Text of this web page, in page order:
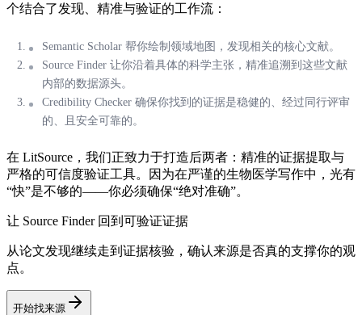
个结合了发现、精准与验证的工作流：
Semantic Scholar 帮你绘制领域地图，发现相关的核心文献。
Source Finder 让你沿着具体的科学主张，精准追溯到这些文献
内部的数据源头。
Credibility Checker 确保你找到的证据是稳健的、经过同行评审
的、且安全可靠的。
在 LitSource，我们正致力于打造后两者：精准的证据提取与
严格的可信度验证工具。因为在严谨的生物医学写作中，光有
“快”是不够的——你必须确保“绝对准确”。
让 Source Finder 回到可验证证据
从论文发现继续走到证据核验，确认来源是否真的支撑你的观
点。
开始找来源